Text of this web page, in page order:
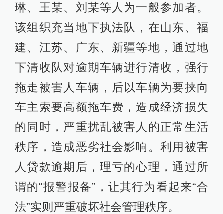
琳、王某、刘某等人为一般参加者。
该组织充当地下执法队，在山东、福
建、江苏、广东、新疆等地，通过地
下清收队对逾期车辆进行清收，强行
拖走被害人车辆，后以车辆为要挟向
车主索要高额拖车费，造成经济损失
的同时，严重扰乱被害人的正常生活
秩序，造成恶劣社会影响。利用被害
人贷款逾期后，理亏的心理，通过所
谓的“报警报备”，让其行为看起来“合
法”实则严重破坏社会管理秩序。